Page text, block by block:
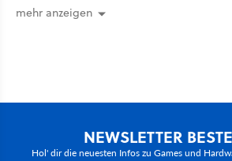
mehr anzeigen
NEWSLETTER
Hol' dir die neuesten Infos zu Games und